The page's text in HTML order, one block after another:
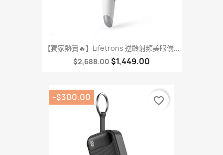
【獨家熱賣🔥】Lifetrons 逆齡射頻美眼儀...
$2,688.00 $1,449.00
-$300.00 favorite_border